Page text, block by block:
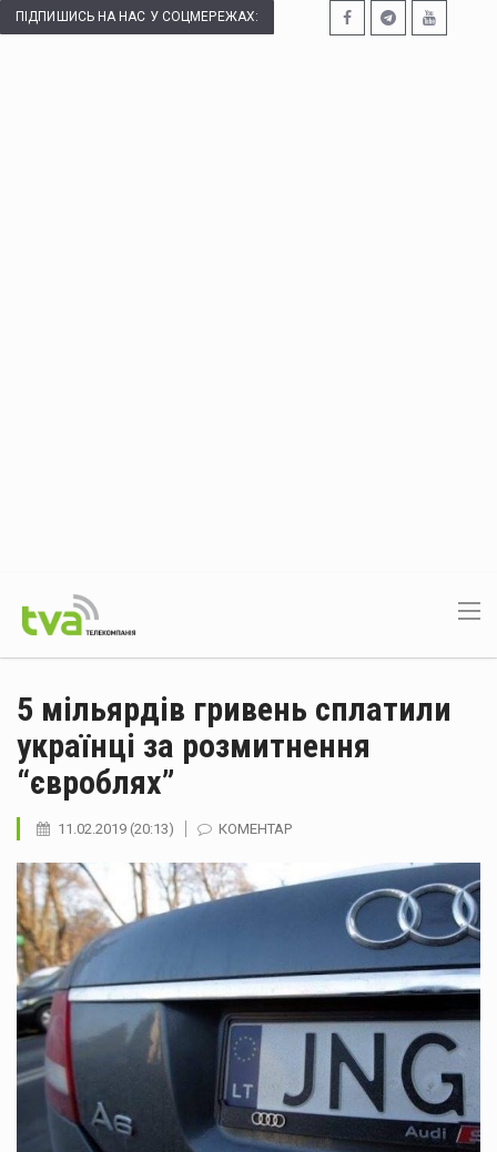
ПІДПИШИСЬ НА НАС У СОЦМЕРЕЖАХ:
5 мільярдів гривень сплатили
українці за розмитнення
“євроблях”
11.02.2019 (20:13) КОМЕНТАР